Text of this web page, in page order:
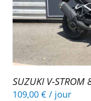
SUZUKI V-STROM
109,00 € / jour